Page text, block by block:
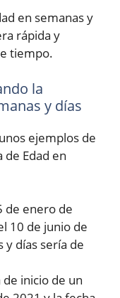
en semanas y
rápida y
tiempo.
la
y días
ejemplos de
de Edad en
de enero de
10 de junio de
y días sería de
inicio de un